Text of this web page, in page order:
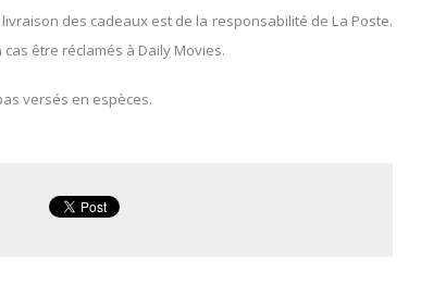
des cadeaux est de la responsabilité de La Poste.
être réclamés à Daily Movies.
versés en espèces.